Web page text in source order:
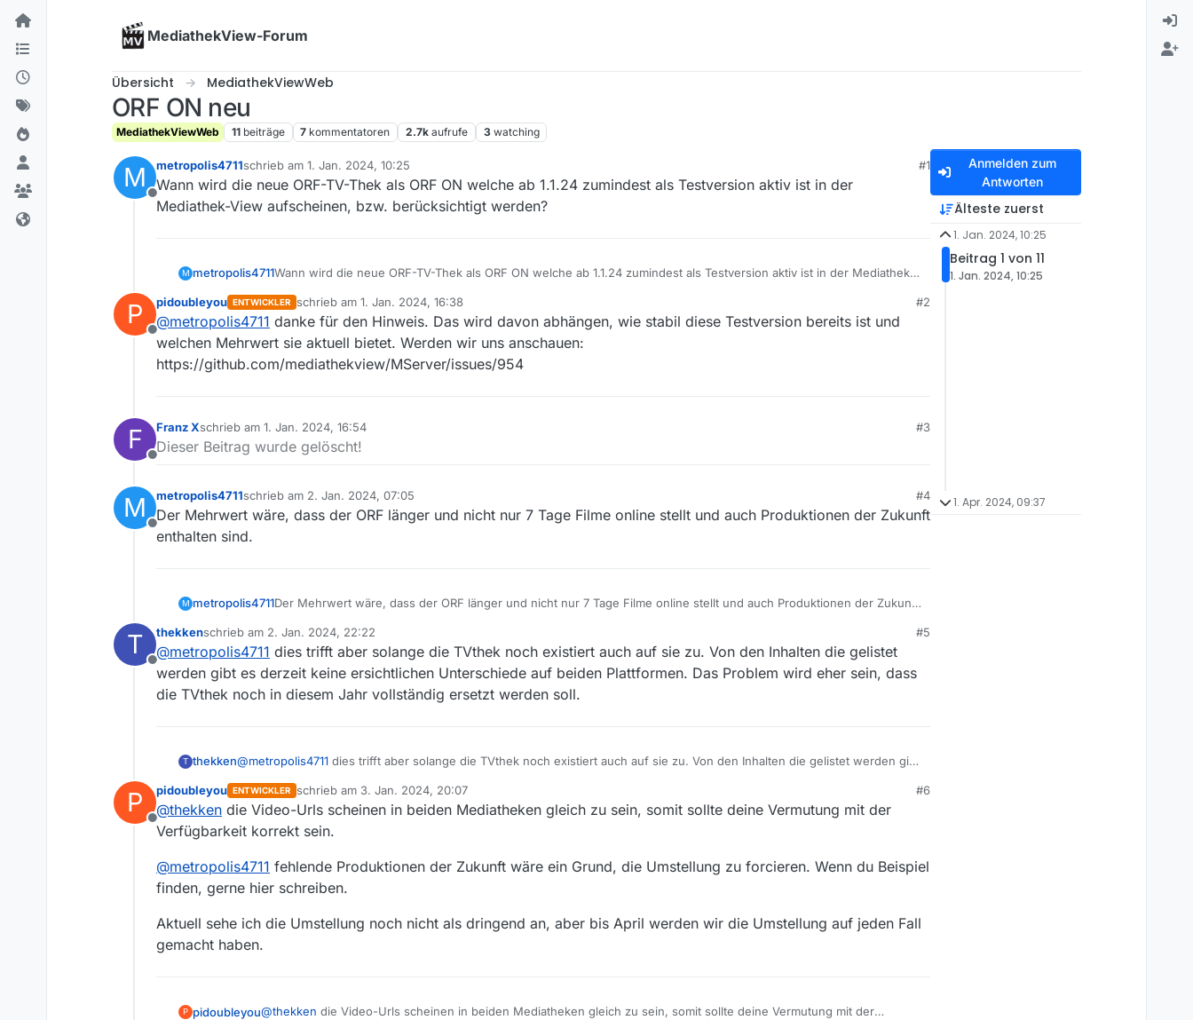
Skip to content
MediathekView-Forum
Übersicht MediathekViewWeb
ORF ON neu
MediathekViewWeb 11 beiträge 7 kommentatoren 2.7k aufrufe 3 watching
M
Offline
metropolis4711schrieb am 1. Jan. 2024, 10:25
zuletzt editiert von
#1
Wann wird die neue ORF-TV-Thek als ORF ON welche ab 1.1.24 zumindest als Testversion aktiv ist in der
Mediathek-View aufscheinen, bzw. berücksichtigt werden?
M metropolis4711Wann wird die neue ORF-TV-Thek als ORF ON welche ab 1.1.24 zumindest als Testversion aktiv ist in der Mediathek-
P
Offline
pidoubleyou ENTWICKLER schrieb am 1. Jan. 2024, 16:38
zuletzt editiert von
#2
@metropolis4711 danke für den Hinweis. Das wird davon abhängen, wie stabil diese Testversion bereits ist und
welchen Mehrwert sie aktuell bietet. Werden wir uns anschauen:
https://github.com/mediathekview/MServer/issues/954
F
Offline
Franz Xschrieb am 1. Jan. 2024, 16:54
zuletzt editiert von
#3
Dieser Beitrag wurde gelöscht!
M
Offline
metropolis4711schrieb am 2. Jan. 2024, 07:05
zuletzt editiert von
#4
Der Mehrwert wäre, dass der ORF länger und nicht nur 7 Tage Filme online stellt und auch Produktionen der Zukunft
enthalten sind.
M metropolis4711Der Mehrwert wäre, dass der ORF länger und nicht nur 7 Tage Filme online stellt und auch Produktionen der Zukunft
T
Offline
thekkenschrieb am 2. Jan. 2024, 22:22
zuletzt editiert von
#5
@metropolis4711 dies trifft aber solange die TVthek noch existiert auch auf sie zu. Von den Inhalten die gelistet
werden gibt es derzeit keine ersichtlichen Unterschiede auf beiden Plattformen. Das Problem wird eher sein, dass
die TVthek noch in diesem Jahr vollständig ersetzt werden soll.
T thekken@metropolis4711 dies trifft aber solange die TVthek noch existiert auch auf sie zu. Von den Inhalten die gelistet werden gibt
diesem Jahr vollständig ersetzt werden soll.
P
Offline
pidoubleyou ENTWICKLER schrieb am 3. Jan. 2024, 20:07
zuletzt editiert von
#6
@thekken die Video-Urls scheinen in beiden Mediatheken gleich zu sein, somit sollte deine Vermutung mit der
Verfügbarkeit korrekt sein.
@metropolis4711 fehlende Produktionen der Zukunft wäre ein Grund, die Umstellung zu forcieren. Wenn du Beispiel
finden, gerne hier schreiben.
Aktuell sehe ich die Umstellung noch nicht als dringend an, aber bis April werden wir die Umstellung auf jeden Fall
gemacht haben.
P pidoubleyou@thekken die Video-Urls scheinen in beiden Mediatheken gleich zu sein, somit sollte deine Vermutung mit der
Anmelden zum
Antworten
Älteste zuerst
1. Jan. 2024, 10:25
Beitrag 1 von 11
1. Jan. 2024, 10:25
1. Apr. 2024, 09:37